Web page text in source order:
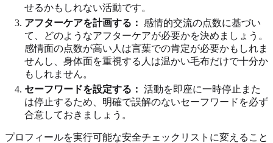
せるかもしれない活動です。
アフターケアを計画する： 感情的交流の点数に基づい
て、どのようなアフターケアが必要かを決めましょう。
感情面の点数が高い人は言葉での肯定が必要かもしれま
せんし、身体面を重視する人は温かい毛布だけで十分か
もしれません。
セーフワードを設定する： 活動を即座に一時停止また
は停止するため、明確で誤解のないセーフワードを必ず
合意しておきましょう。
プロフィールを実行可能な安全チェックリストに変えること